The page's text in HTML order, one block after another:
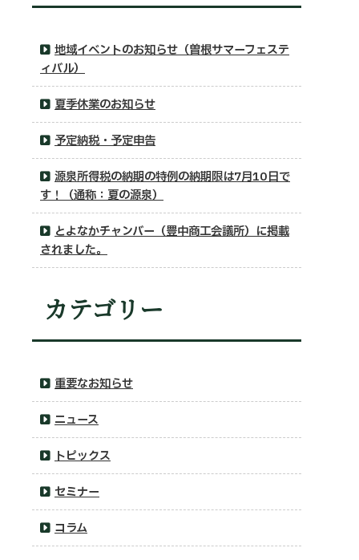
地域イベントのお知らせ（曽根サマーフェステ
ィバル）
夏季休業のお知らせ
予定納税・予定申告
源泉所得税の納期の特例の納期限は7月10日で
す！（通称：夏の源泉）
とよなかチャンバー（豊中商工会議所）に掲載
されました。
カテゴリー
重要なお知らせ
ニュース
トピックス
セミナー
コラム